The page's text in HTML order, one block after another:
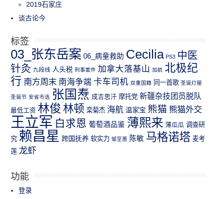
2019石家庄
谈古论今
标签
03_张东岳案 06_病童救助 Cecilia PS3 中医
针灸 九段线 人头税 刑事案件 加拿大落基山 加航 北极纪
行 南方周末 南海争端 卡车司机 双重国籍 同一首歌 圣诞灯屋
圣诞节 安省市选 张国焘 成吉思汗 摩托党 新疆杂技团员脱队
最低工资 林俊 林顿 栾菊杰 海航 温家宝 熊猫 熊猫外交
王立军 白求恩 葡萄酒品鉴 薄熙来 薄瓜瓜 调查研
究 赖昌星 跨国抚养 软实力 邹至蕙 陈敏 马格诺塔 麦考
莲 龙虾
功能
登录